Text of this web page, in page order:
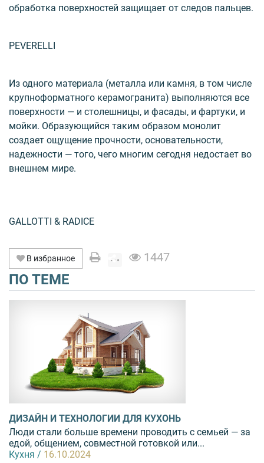
обработка поверхностей защищает от следов пальцев.
PEVERELLI
Из одного материала (металла или камня, в том числе
крупноформатного керамогранита) выполняются все
поверхности — и столешницы, и фасады, и фартуки, и
мойки. Образующийся таким образом монолит
создает ощущение прочности, основательности,
надежности — того, чего многим сегодня недостает во
внешнем мире.
GALLOTTI & RADICE
В избранное 1447
ПО ТЕМЕ
ДИЗАЙН И ТЕХНОЛОГИИ ДЛЯ КУХОНЬ
Люди стали больше времени проводить с семьей — за
едой, общением, совместной готовкой или...
Кухня / 16.10.2024